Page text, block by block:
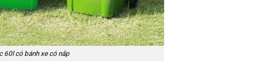
60l có bánh xe có nắp